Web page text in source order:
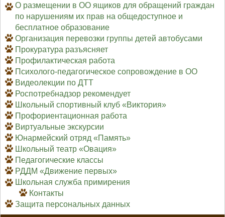
О размещении в ОО ящиков для обращений граждан
по нарушениям их прав на общедоступное и
бесплатное образование
Организация перевозки группы детей автобусами
Прокуратура разъясняет
Профилактическая работа
Психолого-педагогическое сопровождение в ОО
Видеолекции по ДТТ
Роспотребнадзор рекомендует
Школьный спортивный клуб «Виктория»
Профориентационная работа
Виртуальные экскурсии
Юнармейский отряд «Память»
Школьный театр «Овация»
Педагогические классы
РДДМ «Движение первых»
Школьная служба примирения
Контакты
Защита персональных данных